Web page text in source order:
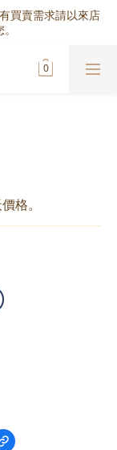
買賣需求請以來店
格。